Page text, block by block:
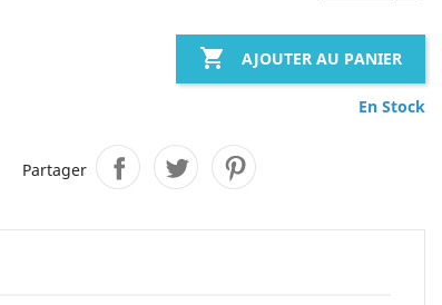
 AJOUTER AU PANIER
En Stock
Partager